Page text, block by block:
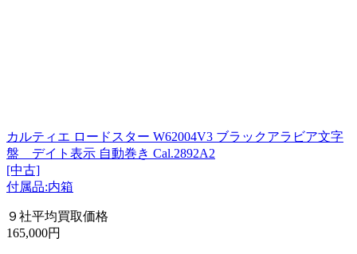
カルティエ ロードスター W62004V3 ブラックアラビア文字
盤 デイト表示 自動巻き Cal.2892A2
[中古]
付属品:内箱
９社平均買取価格
165,000円